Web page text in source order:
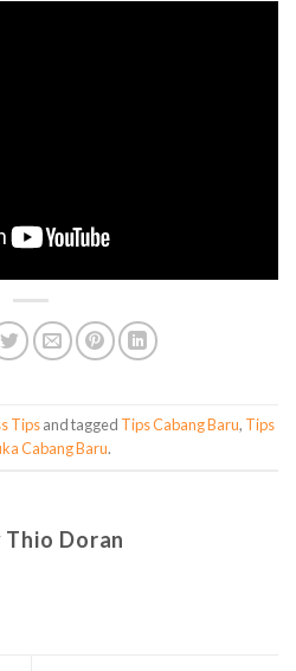
Tipsand tagged Tips Cabang Baru, Tips
Cabang Baru.
Thio Doran